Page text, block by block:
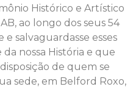
Histórico e Artístico
ao longo dos seus 54
e salvaguardasse esses
nossa História e que
de quem se
sede, em Belford Roxo,